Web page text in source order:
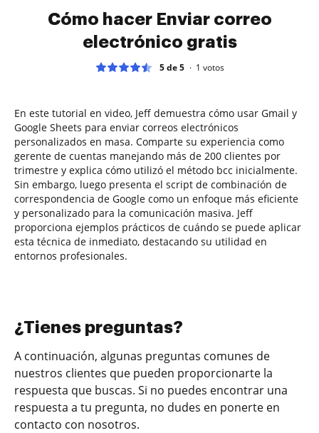
Cómo hacer Enviar correo
electrónico gratis
5 de 5 1 votos
En este tutorial en video, Jeff demuestra cómo usar Gmail y
Google Sheets para enviar correos electrónicos
personalizados en masa. Comparte su experiencia como
gerente de cuentas manejando más de 200 clientes por
trimestre y explica cómo utilizó el método bcc inicialmente.
Sin embargo, luego presenta el script de combinación de
correspondencia de Google como un enfoque más eficiente
y personalizado para la comunicación masiva. Jeff
proporciona ejemplos prácticos de cuándo se puede aplicar
esta técnica de inmediato, destacando su utilidad en
entornos profesionales.
¿Tienes preguntas?
A continuación, algunas preguntas comunes de
nuestros clientes que pueden proporcionarte la
respuesta que buscas. Si no puedes encontrar una
respuesta a tu pregunta, no dudes en ponerte en
contacto con nosotros.